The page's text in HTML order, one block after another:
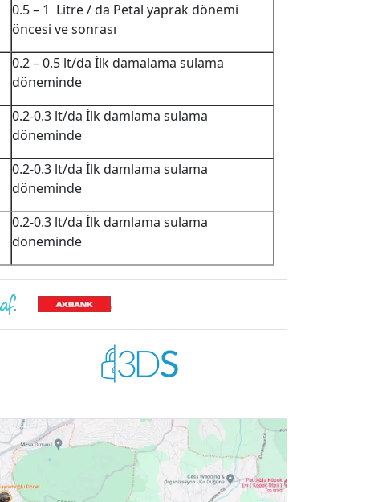
0.5 – 1 Litre / da Petal yaprak dönemi
öncesi ve sonrası
0.2 – 0.5 lt/da İlk damalama sulama
döneminde
0.2-0.3 lt/da İlk damlama sulama
döneminde
0.2-0.3 lt/da İlk damlama sulama
döneminde
0.2-0.3 lt/da İlk damlama sulama
döneminde